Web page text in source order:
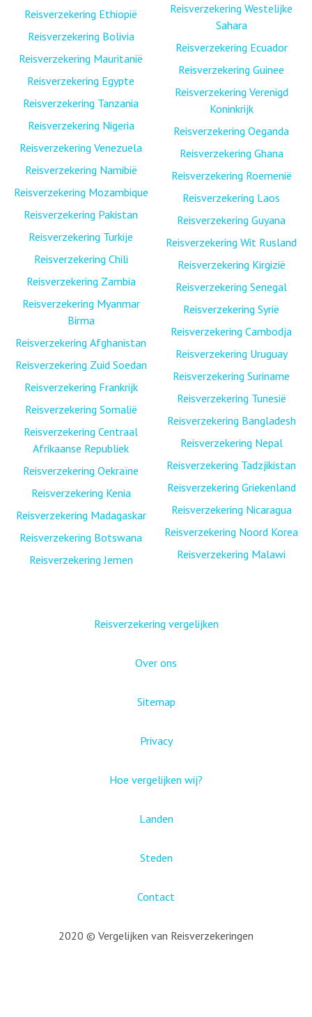
Reisverzekering Ethiopië
Reisverzekering Bolivia
Reisverzekering Mauritanië
Reisverzekering Egypte
Reisverzekering Tanzania
Reisverzekering Nigeria
Reisverzekering Venezuela
Reisverzekering Namibië
Reisverzekering Mozambique
Reisverzekering Pakistan
Reisverzekering Turkije
Reisverzekering Chili
Reisverzekering Zambia
Reisverzekering Myanmar
Birma
Reisverzekering Afghanistan
Reisverzekering Zuid Soedan
Reisverzekering Frankrijk
Reisverzekering Somalië
Reisverzekering Centraal
Afrikaanse Republiek
Reisverzekering Oekraïne
Reisverzekering Kenia
Reisverzekering Madagaskar
Reisverzekering Botswana
Reisverzekering Jemen
Reisverzekering Westelijke
Sahara
Reisverzekering Ecuador
Reisverzekering Guinee
Reisverzekering Verenigd
Koninkrijk
Reisverzekering Oeganda
Reisverzekering Ghana
Reisverzekering Roemenië
Reisverzekering Laos
Reisverzekering Guyana
Reisverzekering Wit Rusland
Reisverzekering Kirgizië
Reisverzekering Senegal
Reisverzekering Syrië
Reisverzekering Cambodja
Reisverzekering Uruguay
Reisverzekering Suriname
Reisverzekering Tunesië
Reisverzekering Bangladesh
Reisverzekering Nepal
Reisverzekering Tadzjikistan
Reisverzekering Griekenland
Reisverzekering Nicaragua
Reisverzekering Noord Korea
Reisverzekering Malawi
Reisverzekering vergelijken
Over ons
Sitemap
Privacy
Hoe vergelijken wij?
Landen
Steden
Contact
2020 © Vergelijken van Reisverzekeringen